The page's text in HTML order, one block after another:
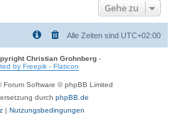
Gehe zu
Alle Zeiten sind UTC+02:00
Christian Grohnberg-
by Freepik - Flaticon
Forum Software © phpBB Limited
durch phpBB.de
| Nutzungsbedingungen